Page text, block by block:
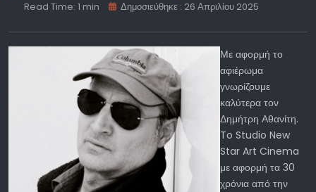
Read Time: 1 min
Δημοσιεύθηκε : 26 Απριλίου 2025
Με αφορμή το
αφιέρωμα
γνωρίζουμε
καλύτερα τον
Δημήτρη Αθανίτη.
To Studio New
Star Art Cinema
με αφορμή τα 30
χρόνια από την